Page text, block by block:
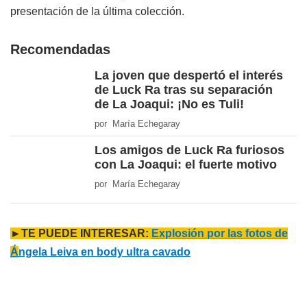
presentación de la última colección.
Recomendadas
La joven que despertó el interés
de Luck Ra tras su separación
de La Joaqui: ¡No es Tuli!
por María Echegaray
Los amigos de Luck Ra furiosos
con La Joaqui: el fuerte motivo
por María Echegaray
►TE PUEDE INTERESAR: Explosión por las fotos de
Ángela Leiva en body ultra cavado